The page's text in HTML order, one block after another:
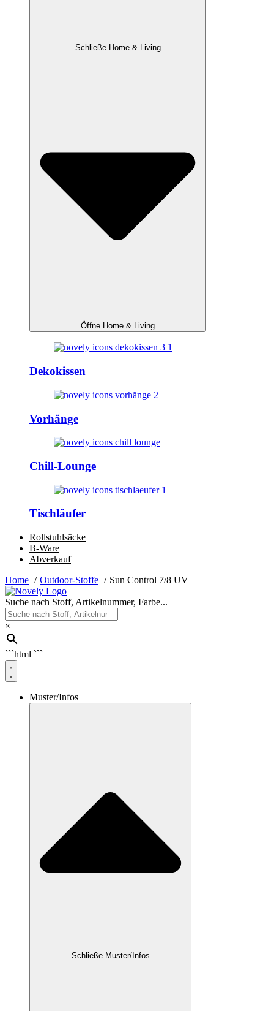
Schließe Home & Living
Öffne Home & Living
Dekokissen
Vorhänge
Chill-Lounge
Tischläufer
Rollstuhlsäcke
B-Ware
Abverkauf
Home
Outdoor-Stoffe Sun Control 7/8 UV+
Suche nach Stoff, Artikelnummer, Farbe...
×
```html ```
Muster/Infos
Schließe Muster/Infos